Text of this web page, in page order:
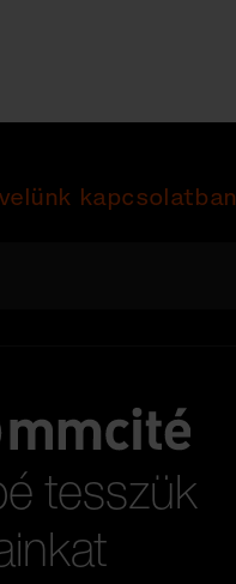
kapcsolatban
tesszük